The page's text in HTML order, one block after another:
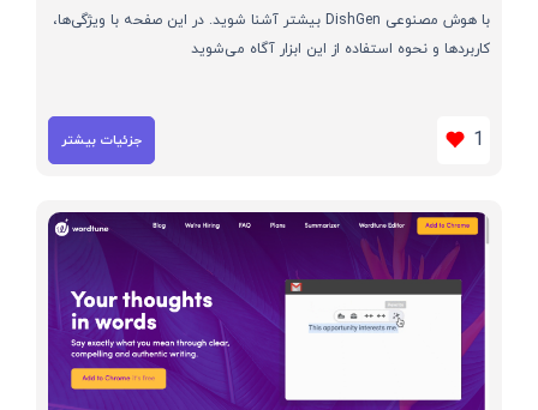
با هوش مصنوعی DishGen بیشتر آشنا شوید. در این صفحه با ویژگی‌ها،
کاربردها و نحوه استفاده از این ابزار آگاه می‌شوید
1 جزئیات بیشتر